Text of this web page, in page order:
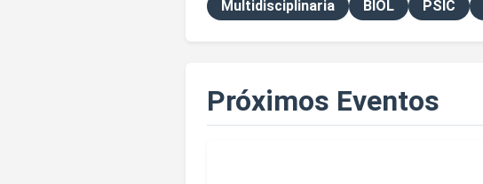
Multidisciplinaria BIOL PSIC
Próximos Eventos